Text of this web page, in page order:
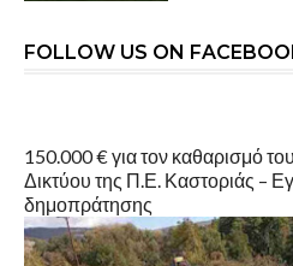
FOLLOW US ON
150.000 € για τον καθαρισμό
Δικτύου της Π.Ε. Καστοριάς –
δημοπράτησης